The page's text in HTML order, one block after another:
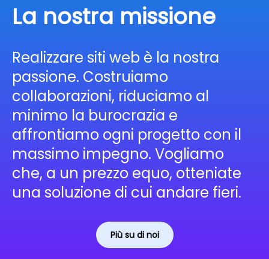
La nostra missione
Realizzare siti web è la nostra
passione. Costruiamo
collaborazioni, riduciamo al
minimo la burocrazia e
affrontiamo ogni progetto con il
massimo impegno. Vogliamo
che, a un prezzo equo, otteniate
una soluzione di cui andare fieri.
Più su di noi